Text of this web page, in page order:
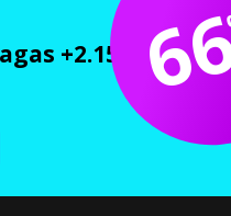
+2.150 cursos